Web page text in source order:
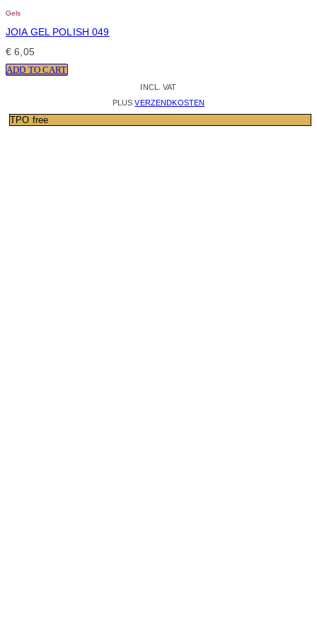
Gels
JOIA GEL POLISH 049
€ 6,05
ADD TO CART
INCL. VAT
PLUSVERZENDKOSTEN
TPO free